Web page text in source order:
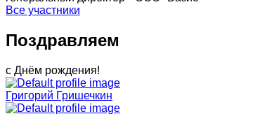
Все участники
Поздравляем
с Днём рождения!
Григорий Гришечкин